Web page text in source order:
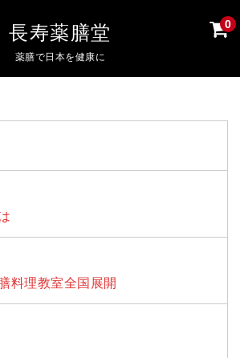
長寿薬膳堂
薬膳で日本を健康に
0
料理教室全国展開